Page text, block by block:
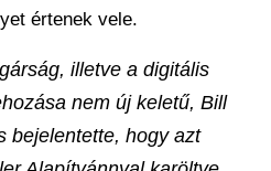
értenek vele.
illetve a digitális
nem új keletű, Bill
bejelentette, hogy azt